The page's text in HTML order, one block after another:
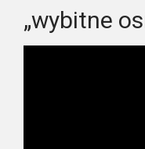
„wybitne